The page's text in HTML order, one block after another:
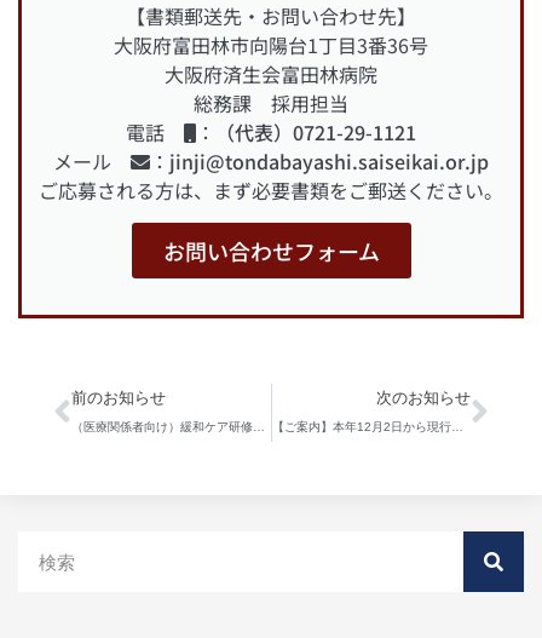
【書類郵送先・お問い合わせ先】
大阪府富田林市向陽台1丁目3番36号
大阪府済生会富田林病院
総務課 採用担当
電話
：
（代表）0721-29-1121
メール
： jinji@tondabayashi.saiseikai.or.jp
ご応募される方は、まず必要書類をご郵送ください。
お問い合わせフォーム
前のお知らせ 次のお知らせ
【ご案内】本年12月2日から現行の健康保険証は発行されなくなります